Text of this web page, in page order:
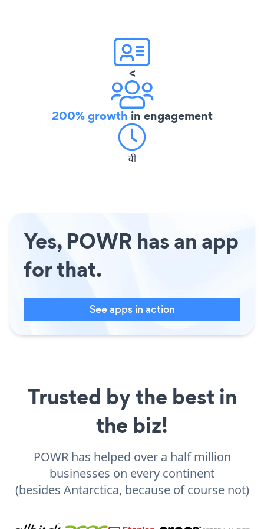
<
200% growth in engagement
वी
Yes, POWR has an app
for that.
See apps in action
Trusted by the best in
the biz!
POWR has helped over a half million
businesses on every continent
(besides Antarctica, because of course not)